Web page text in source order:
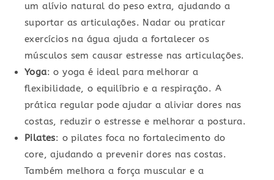
um alívio natural do peso extra, ajudando a
suportar as articulações. Nadar ou praticar
exercícios na água ajuda a fortalecer os
músculos sem causar estresse nas articulações.
Yoga: o yoga é ideal para melhorar a
flexibilidade, o equilíbrio e a respiração. A
prática regular pode ajudar a aliviar dores nas
costas, reduzir o estresse e melhorar a postura.
Pilates: o pilates foca no fortalecimento do
core, ajudando a prevenir dores nas costas.
Também melhora a força muscular e a